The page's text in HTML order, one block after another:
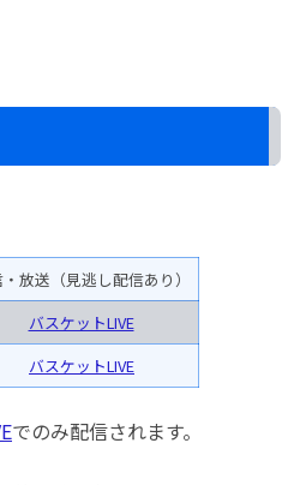
放送（見逃し配信あり）
バスケットLIVE
バスケットLIVE
でのみ配信されます。